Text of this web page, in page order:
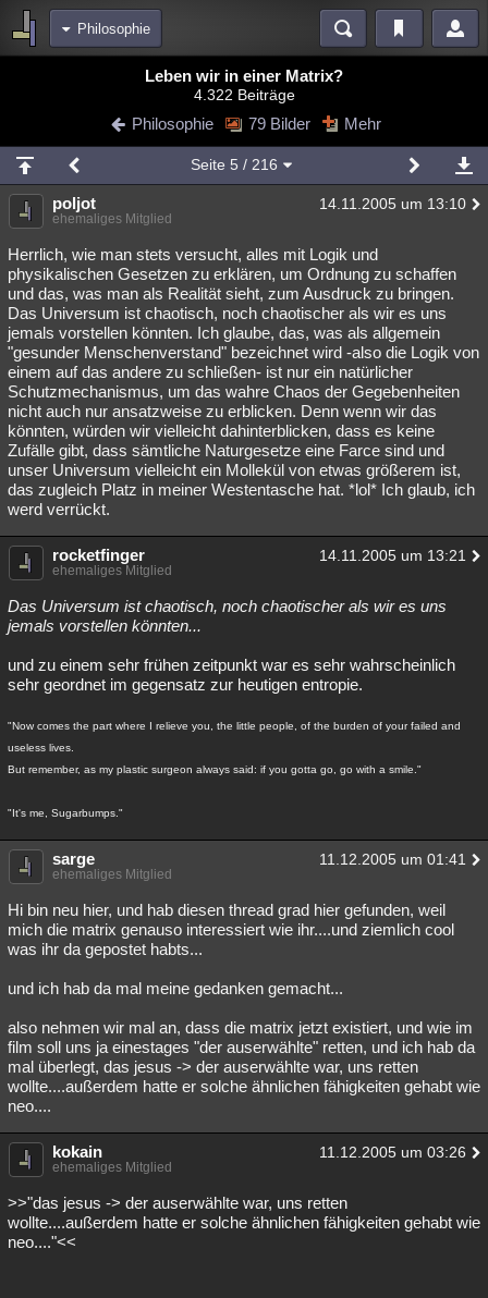
Philosophie
Blogs Videos
Chat Wiki Neuigkeiten
meine Rubriken
Menschen Mystery Kriminalfälle
Spiritualität Verschwörungen Technologie Ufologie
Natur Umfragen Unterhaltung
weitere Rubriken
Philosophie Träume Orte Esoterik Literatur
Astronomie Helpdesk Gruppen Gaming Filme
Musik Clash Verbesserungen Allmystery English
Übersichten
Besucht Teilgenommen
Lesenswert Schlüsselwörter
Leben wir in einer Matrix?
4.322 Beiträge
Philosophie 79 Bilder Mehr
Seite 5 / 216
poljot 14.11.2005 um 13:10
ehemaliges Mitglied
Herrlich, wie man stets versucht, alles mit Logik und
physikalischen Gesetzen zu erklären, um Ordnung zu schaffen
und das, was man als Realität sieht, zum Ausdruck zu bringen.
Das Universum ist chaotisch, noch chaotischer als wir es uns
jemals vorstellen könnten. Ich glaube, das, was als allgemein
"gesunder Menschenverstand" bezeichnet wird -also die Logik von
einem auf das andere zu schließen- ist nur ein natürlicher
Schutzmechanismus, um das wahre Chaos der Gegebenheiten
nicht auch nur ansatzweise zu erblicken. Denn wenn wir das
könnten, würden wir vielleicht dahinterblicken, dass es keine
Zufälle gibt, dass sämtliche Naturgesetze eine Farce sind und
unser Universum vielleicht ein Mollekül von etwas größerem ist,
das zugleich Platz in meiner Westentasche hat. *lol* Ich glaub, ich
werd verrückt.
rocketfinger 14.11.2005 um 13:21
ehemaliges Mitglied
Das Universum ist chaotisch, noch chaotischer als wir es uns
jemals vorstellen könnten...
und zu einem sehr frühen zeitpunkt war es sehr wahrscheinlich
sehr geordnet im gegensatz zur heutigen entropie.
"Now comes the part where I relieve you, the little people, of the burden of your failed and
useless lives.
But remember, as my plastic surgeon always said: if you gotta go, go with a smile."
"It's me, Sugarbumps."
sarge 11.12.2005 um 01:41
ehemaliges Mitglied
Hi bin neu hier, und hab diesen thread grad hier gefunden, weil
mich die matrix genauso interessiert wie ihr....und ziemlich cool
was ihr da gepostet habts...
und ich hab da mal meine gedanken gemacht...
also nehmen wir mal an, dass die matrix jetzt existiert, und wie im
film soll uns ja einestages "der auserwählte" retten, und ich hab da
mal überlegt, das jesus -> der auserwählte war, uns retten
wollte....außerdem hatte er solche ähnlichen fähigkeiten gehabt wie
neo....
kokain 11.12.2005 um 03:26
ehemaliges Mitglied
>>"das jesus -> der auserwählte war, uns retten
wollte....außerdem hatte er solche ähnlichen fähigkeiten gehabt wie
neo...."<<